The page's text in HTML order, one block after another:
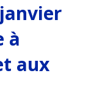
à
aux